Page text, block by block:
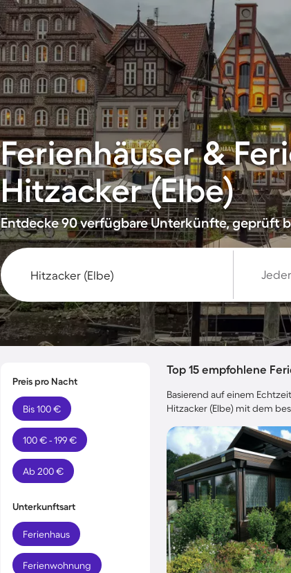
Ferienhäuser &
Hitzacker (Elbe)
Entdecke 90 verfügbare Unterkünfte, geprüft
Preis pro Nacht
Bis 100 €
100 € - 199 €
Ab 200 €
Unterkunftsart
Ferienhaus
Ferienwohnung
Top 15 empfohlene
Basierend auf einem
Hitzacker (Elbe) mit dem